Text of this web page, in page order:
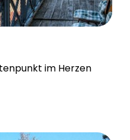
im Herzen